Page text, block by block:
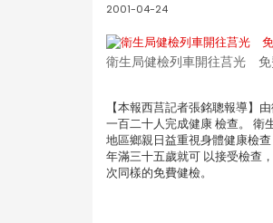
2001-04-24
衛生局健檢列車開往莒光
【本報西莒記者張銘聰報導】
一百二十人完成健康 檢查。 衛
地區鄉親日益重視身體健康檢
年滿三十五歲就可 以接受檢查
次同樣的免費健檢。